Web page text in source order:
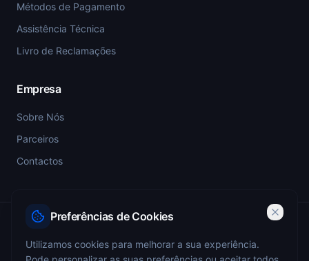
Métodos de Pagamento
Assistência Técnica
Livro de Reclamações
Empresa
Sobre Nós
Parceiros
Contactos
Preferências de Cookies
Utilizamos cookies para melhorar a sua experiência.